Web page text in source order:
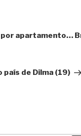
por apartamento…
país de Dilma (19)